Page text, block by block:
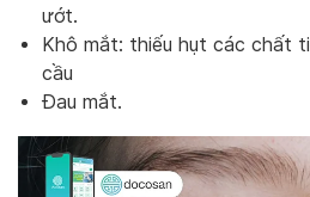
ướt.
Khô mắt: thiếu hụt các chất
cầu
Đau mắt.